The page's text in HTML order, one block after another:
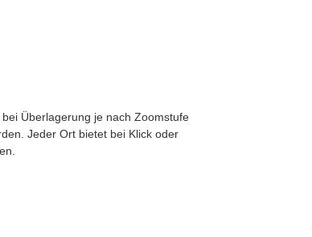
Überlagerung je nach Zoomstufe
Jeder Ort bietet bei Klick oder